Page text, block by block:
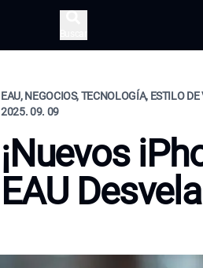
EAU, NEGOCIOS, TECNOLOGÍA, ESTILO DE
2025. 09. 09
¡Nuevos
EAU